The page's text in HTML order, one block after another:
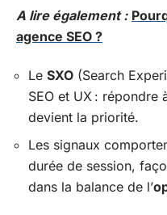
A lire également :
agence SEO ?
Le SXO (Search
SEO et UX : répondre
devient la priorité.
Les signaux
durée de session,
dans la balance de l’